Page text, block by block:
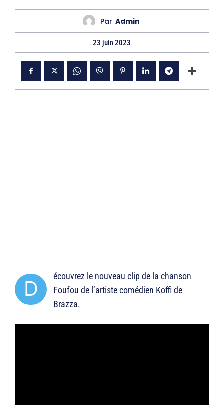
Par Admin
23 juin 2023
D
écouvrez le nouveau clip de la chanson
Foufou de l’artiste comédien Koffi de
Brazza.